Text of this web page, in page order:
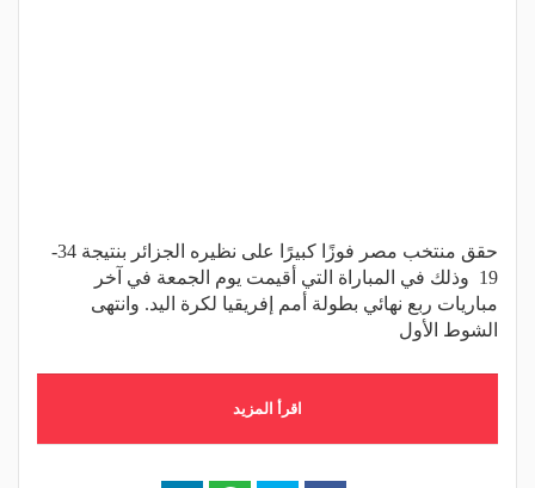
حقق منتخب مصر فوزًا كبيرًا على نظيره الجزائر بنتيجة 34-
19 وذلك في المباراة التي أقيمت يوم الجمعة في آخر
مباريات ربع نهائي بطولة أمم إفريقيا لكرة اليد. وانتهى
الشوط الأول
اقرأ المزيد